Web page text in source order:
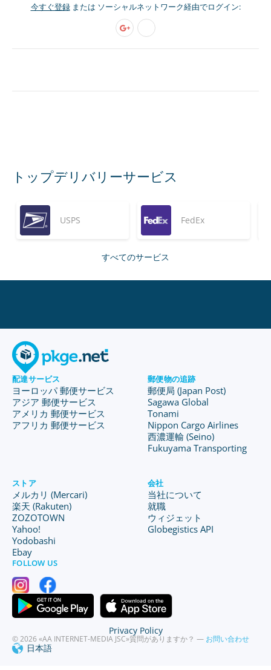
今すぐ登録または ソーシャルネットワーク経由でログイン:
トップデリバリーサービス
USPS FedEx
すべてのサービス
配達サービス
ヨーロッパ 郵便サービス
アジア 郵便サービス
アメリカ 郵便サービス
アフリカ 郵便サービス
郵便物の追跡
郵便局 (Japan Post)
Sagawa Global
Tonami
Nippon Cargo Airlines
西濃運輸 (Seino)
Fukuyama Transporting
ストア
メルカリ (Mercari)
楽天 (Rakuten)
ZOZOTOWN
Yahoo!
Yodobashi
Ebay
会社
当社について
就職
ウィジェット
Globegistics API
FOLLOW US
© 2026 «AA INTERNET-MEDIA JSC»質問がありますか？ — お問い合わせ
日本語
Privacy Policy